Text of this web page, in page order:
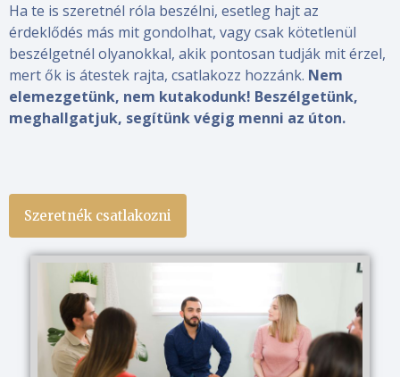
Ha te is szeretnél róla beszélni, esetleg hajt az
érdeklődés más mit gondolhat, vagy csak kötetlenül
beszélgetnél olyanokkal, akik pontosan tudják mit érzel,
mert ők is átestek rajta, csatlakozz hozzánk. Nem
elemezgetünk, nem kutakodunk! Beszélgetünk,
meghallgatjuk, segítünk végig menni az úton.
Szeretnék csatlakozni